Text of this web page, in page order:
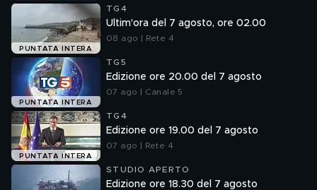
PUNTATA INTERA
TG4
Ultim'ora del 7 agosto, ore 02.00
08 ago | Rete 4
PUNTATA INTERA
TG5
Edizione ore 20.00 del 7 agosto
07 ago | Canale 5
PUNTATA INTERA
TG4
Edizione ore 19.00 del 7 agosto
07 ago | Rete 4
STUDIO APERTO
Edizione ore 18.30 del 7 agosto